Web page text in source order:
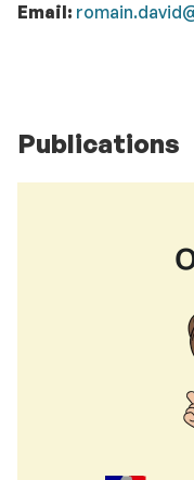
Email:
Publications